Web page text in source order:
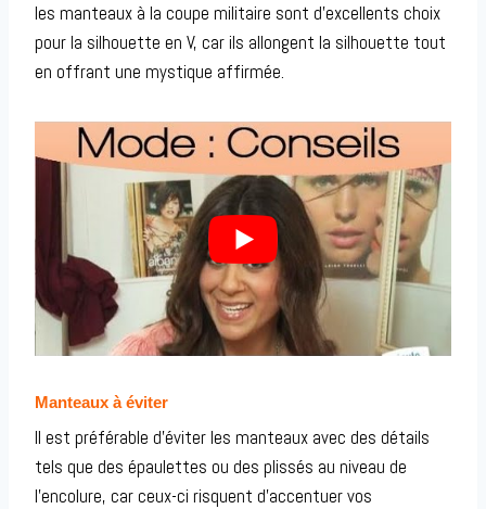
les manteaux à la coupe militaire sont d’excellents choix
pour la silhouette en V, car ils allongent la silhouette tout
en offrant une mystique affirmée.
Manteaux à éviter
Il est préférable d’éviter les manteaux avec des détails
tels que des épaulettes ou des plissés au niveau de
l’encolure, car ceux-ci risquent d’accentuer vos